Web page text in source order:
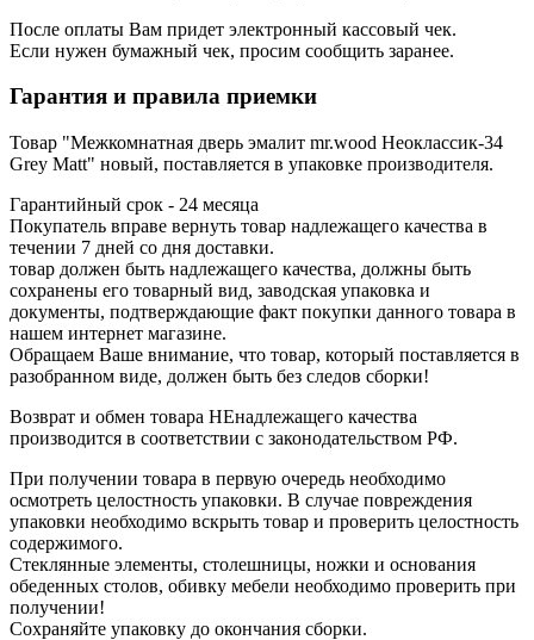
После оплаты Вам придет электронный кассовый чек.
Если нужен бумажный чек, просим сообщить заранее.
Гарантия и правила приемки
Товар "Межкомнатная дверь эмалит mr.wood Неоклассик-34
Grey Matt" новый, поставляется в упаковке производителя.
Гарантийный срок - 24 месяца
Покупатель вправе вернуть товар надлежащего качества в
течении 7 дней со дня доставки.
товар должен быть надлежащего качества, должны быть
сохранены его товарный вид, заводская упаковка и
документы, подтверждающие факт покупки данного товара в
нашем интернет магазине.
Обращаем Ваше внимание, что товар, который поставляется в
разобранном виде, должен быть без следов сборки!
Возврат и обмен товара НЕнадлежащего качества
производится в соответствии с законодательством РФ.
При получении товара в первую очередь необходимо
осмотреть целостность упаковки. В случае повреждения
упаковки необходимо вскрыть товар и проверить целостность
содержимого.
Стеклянные элементы, столешницы, ножки и основания
обеденных столов, обивку мебели необходимо проверить при
получении!
Сохраняйте упаковку до окончания сборки.